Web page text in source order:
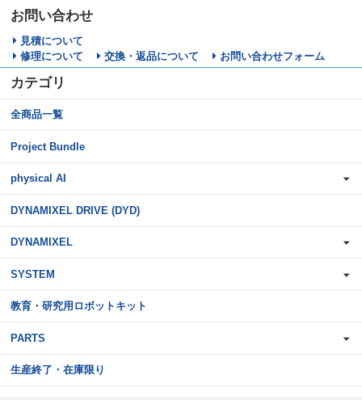
お問い合わせ
見積について
修理について
交換・返品について お問い合わせフォーム
カテゴリ
全商品一覧
Project Bundle
physical AI
DYNAMIXEL DRIVE (DYD)
DYNAMIXEL
SYSTEM
教育・研究用ロボットキット
PARTS
生産終了・在庫限り